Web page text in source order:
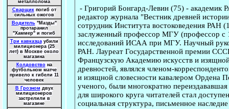
металлолома
Сварщикпогиб от
сильных ожогов
Водитель"Мазды"
протаранил
"Хаммер" и погиб
Три кавказцаубили
милиционера (25
лет) в Москве около
магазина
Колдовствона
футбольном матче
привело к гибели 11
человек
В Грозном двух
милиционеров
застрелили в
магазине
-Григорий Бонгард-Левин (75) - академик
редактор журнала "Вестник древней
сотрудник Института востоковедения
заслуженный профессор МГУ (профессор с
исследований ИСАА при МГУ. Научный
РАН. Лауреат Государственной премии
Французскую Академию искусств и
древностей, являлся членом-
и изящной словесности кавалером Ордена
ученого, были многократно
для широкого круга читателей стал
социальная структура, письменное